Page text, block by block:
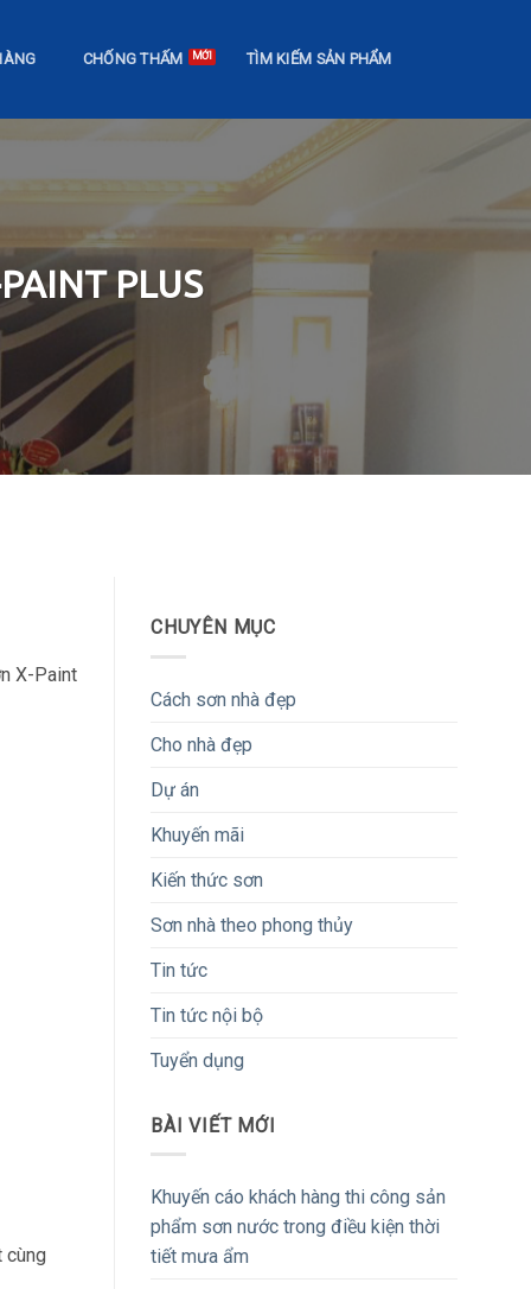
CHỐNG THẤM TÌM KIẾM SẢN PHẨM
PLUS
X-Paint
cùng
CHUYÊN MỤC
Cách sơn nhà đẹp
Cho nhà đẹp
Dự án
Khuyến mãi
Kiến thức sơn
Sơn nhà theo phong thủy
Tin tức
Tin tức nội bộ
Tuyển dụng
BÀI VIẾT MỚI
Khuyến cáo khách hàng thi công sản
phẩm sơn nước trong điều kiện thời
tiết mưa ẩm